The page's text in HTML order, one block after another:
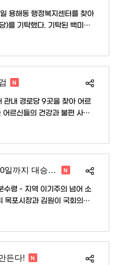
용해동 행정복지센터를 찾아
. 기탁된 백미는
지사각지대 등 취약계층 20
관내 경로당 9곳을 찾아 어르
한 수분 섭취, 한낮 야외활
목포시, 의대 설립 골든타임…소모적 갈등 멈추고 10일까지 대승적 합의 ..
령 - 지역 이기주의 넘어 소
과 의과대학 및 대학병원 유
든다!